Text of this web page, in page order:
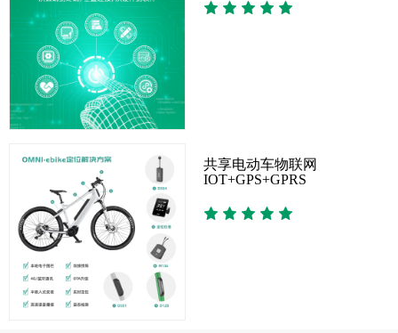
共享电动车物联网
IOT+GPS+GPRS